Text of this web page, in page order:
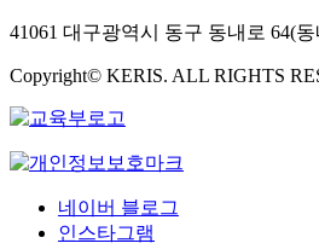
41061 대구광역시 동구 동내로 64(
Copyright© KERIS. ALL RIGHTS
네이버 블로그
인스타그램